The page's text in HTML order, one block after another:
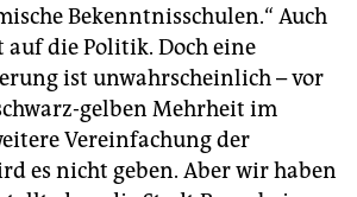
Bekenntnisschulen.“ Auch
die Politik. Doch eine
ist unwahrscheinlich – vor
gelben Mehrheit im
Vereinfachung der
es nicht geben. Aber wir haben